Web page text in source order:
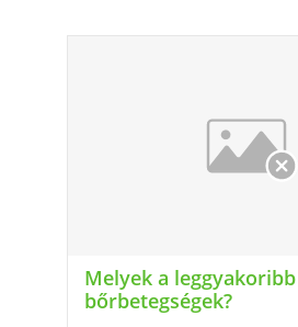
Melyek a leggyakoribb
bőrbetegségek?